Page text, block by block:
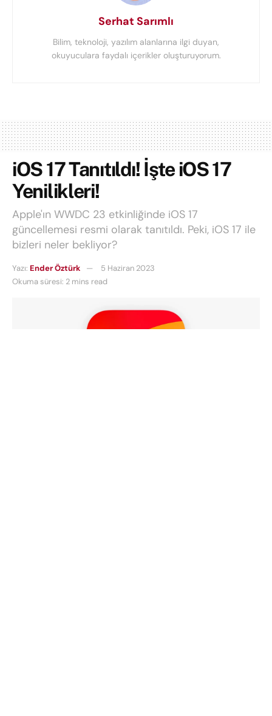
Serhat Sarımlı
Bilim, teknoloji, yazılım alanlarına ilgi duyan,
okuyuculara faydalı içerikler oluşturuyorum.
iOS 17 Tanıtıldı! İşte iOS 17
Yenilikleri!
Apple'ın WWDC 23 etkinliğinde iOS 17
güncellemesi resmi olarak tanıtıldı. Peki, iOS 17 ile
bizleri neler bekliyor?
Yazı: Ender Öztürk
5 Haziran 2023
Okuma süresi: 2 mins read